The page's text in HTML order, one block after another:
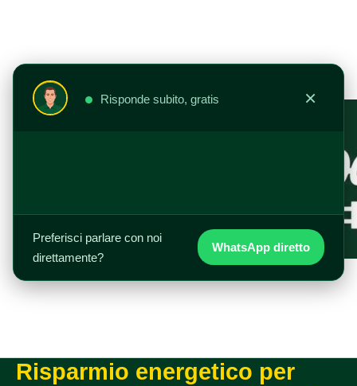
Risponde subito, gratis ×
Preferisci parlare con noi
direttamente?
WhatsApp diretto
Risparmio energetico per